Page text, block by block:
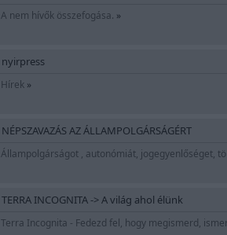
A nem hívők összefogása. »
nyirpress
Hírek »
NÉPSZAVAZÁS AZ ÁLLAMPOLGÁRSÁGÉRT
Állampolgárságot , autonómiát, jogegyenlőséget,
TERRA INCOGNITA -> A világ ahol élünk
Terra Incognita - Fedezd fel, hogy megismerd,